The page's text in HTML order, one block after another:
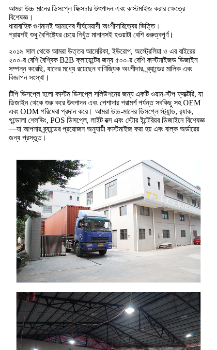
আমরা উচ্চ মানের ডিসপ্লে ফিক্সচার উৎপাদন এবং কাস্টমাইজ করার ক্ষেত্রে
বিশেষজ্ঞ।
ধারাবাহিক গুণমানই আমাদের দীর্ঘমেয়াদী অংশীদারিত্বের ভিত্তি।
প্রায়শই শুধু বৈশিষ্ট্যের চেয়ে নিখুঁত মানানসই হওয়াটা বেশি গুরুত্বপূর্ণ।
২০১৯ সাল থেকে আমরা উত্তর আমেরিকা, ইউরোপ, অস্ট্রেলিয়া ও এর বাইরের
২০০-র বেশি বৈশ্বিক B2B ক্লায়েন্টের জন্য ৫০০-র বেশি কাস্টমাইজড ডিজাইন
সম্পন্ন করেছি, যাদের মধ্যে রয়েছেন বাণিজ্যিক অংশীদার, ব্র্যান্ডের মালিক এবং
বিজ্ঞাপন সংস্থা।
টিপি ডিসপ্লে হলো কাস্টম ডিসপ্লে সলিউশনের জন্য একটি ওয়ান-স্টপ ফ্যাক্টরি, যা
ডিজাইন থেকে শুরু করে উৎপাদন এবং পেশাদার পরামর্শ পর্যন্ত সবকিছু সহ OEM
এবং ODM পরিষেবা প্রদান করে। আমরা উচ্চ-মানের ডিসপ্লে স্ট্যান্ড, র‍্যাক,
গন্ডোলা শেলভিং, POS ডিসপ্লে, লাইট বক্স এবং স্টোর ইন্টেরিয়র ডিজাইনে বিশেষজ্ঞ
—যা আপনার ব্র্যান্ডের প্রয়োজন অনুযায়ী কাস্টমাইজ করা হয় এবং বাল্ক অর্ডারের
জন্য প্রস্তুত।